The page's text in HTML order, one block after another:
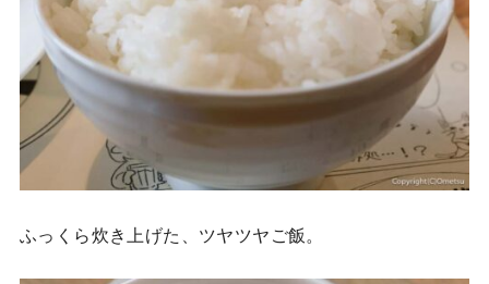
ふっくら炊き上げた、ツヤツヤご飯。